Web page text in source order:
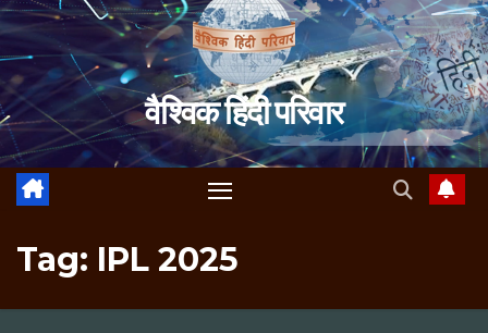
वैश्विक हिंदी परिवार
Tag: IPL 2025